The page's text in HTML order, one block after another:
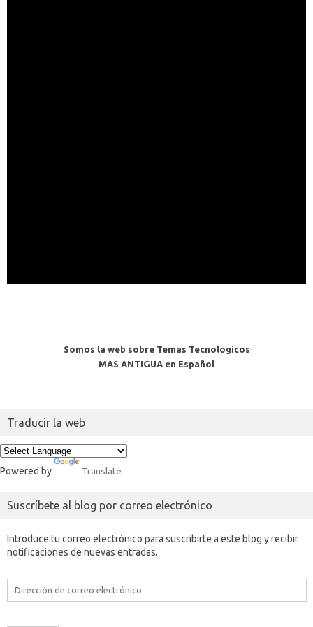
Somos la web sobre Temas Tecnologicos
MAS ANTIGUA en Español
Traducir la web
Powered by Translate
Suscríbete al blog por correo electrónico
Introduce tu correo electrónico para suscribirte a este blog y recibir
notificaciones de nuevas entradas.
Dirección
electrónico